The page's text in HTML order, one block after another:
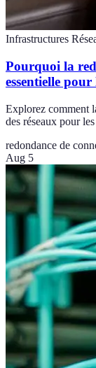
Infrastructures
Pourquoi la
essentielle pour
Explorez comment
des réseaux pour
redondance de
Aug 5